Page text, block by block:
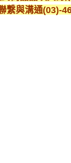
繫與溝通(03)-